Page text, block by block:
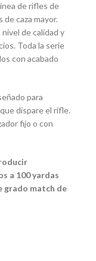
de rifles de
de caza mayor.
de calidad y
Toda la serie
con acabado
para
dispare el rifle.
fijo o con
a 100 yardas
grado match de